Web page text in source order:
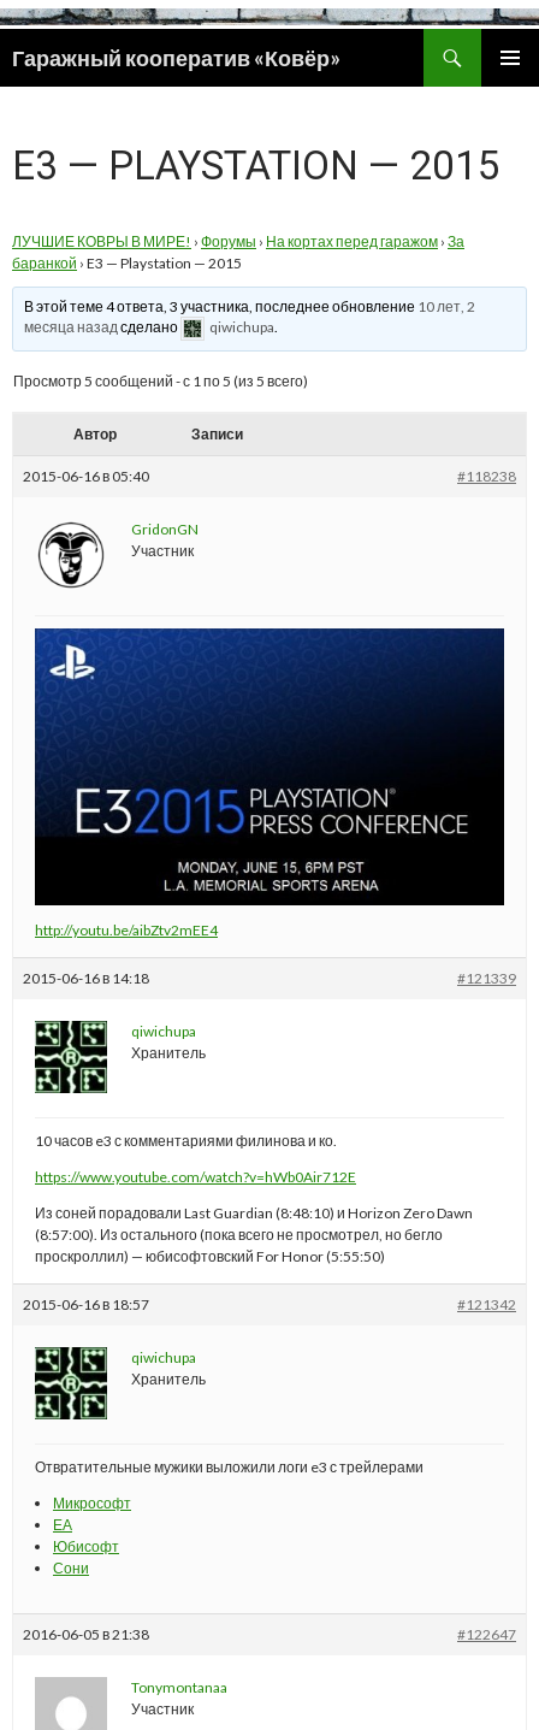
Гаражный кооператив «Ковёр»
ПЕРЕЙТИ
E3 — PLAYSTATION — 2015
ЛУЧШИЕ КОВРЫ В МИРЕ! › Форумы › На кортах перед гаражом › За
баранкой › E3 — Playstation — 2015
В этой теме 4 ответа, 3 участника, последнее обновление 10 лет, 2
месяца назадсделано qiwichupa.
Просмотр 5 сообщений - с 1 по 5 (из 5 всего)
Автор Записи
2015-06-16 в 05:40 #118238
GridonGN
Участник
http://youtu.be/aibZtv2mEE4
2015-06-16 в 14:18 #121339
qiwichupa
Хранитель
10 часов e3 с комментариями филинова и ко.
https://www.youtube.com/watch?v=hWb0Air712E
Из соней порадовали Last Guardian (8:48:10) и Horizon Zero Dawn
(8:57:00). Из остального (пока всего не просмотрел, но бегло
проскроллил) — юбисофтовский For Honor (5:55:50)
2015-06-16 в 18:57 #121342
qiwichupa
Хранитель
Отвратительные мужики выложили логи e3 с трейлерами
Микрософт
ЕА
Юбисофт
Сони
2016-06-05 в 21:38 #122647
Tonymontanaa
Участник